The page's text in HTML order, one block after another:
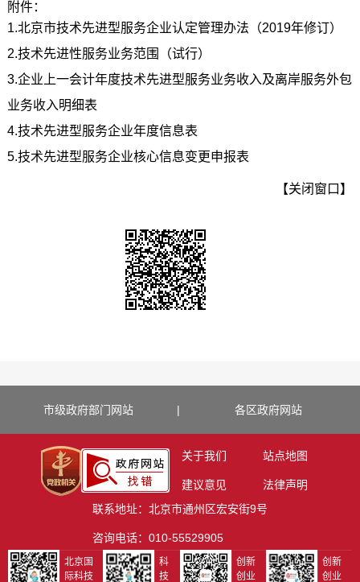
附件：
1.北京市技术先进型服务企业认定管理办法（2019年修订）
2.技术先进性服务业务范围（试行）
3.企业上一会计年度技术先进型服务业务收入及离岸服务外包
业务收入明细表
4.技术先进型服务企业年度信息表
5.技术先进型服务企业核心信息变更申报表
【关闭窗口】
市级政府部门网站 | 各区政府网站
关于我们 站点地图
建议意见
法律声明
联系地址：北京市通州区宏安街9号
咨询电话：010-55529905
北京国
际科技
科
技
创新
创业
创新
创业